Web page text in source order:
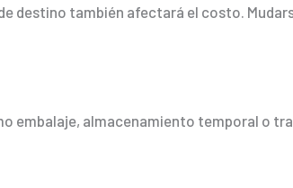
destino también afectará el costo.
embalaje, almacenamiento temporal o